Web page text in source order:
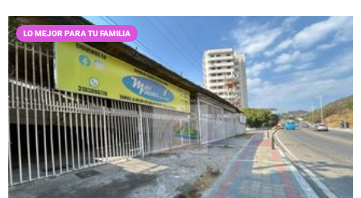
LO MEJOR PARA TU FAMILIA